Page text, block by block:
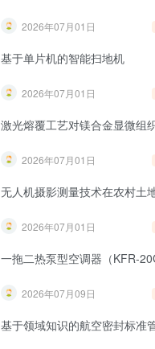
2026年07月01日
基于单片机的智能扫地机
2026年07月01日
激光熔覆工艺对镁合金显微组
2026年07月01日
无人机摄影测量技术在农村土
2026年07月01日
一拖二热泵型空调器（KFR-
2026年07月09日
基于领域知识的航空密封标准